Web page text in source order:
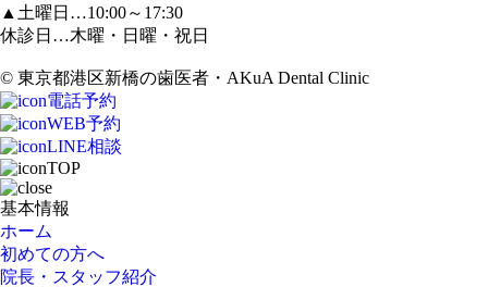
▲土曜日…10:00～17:30
休診日…木曜・日曜・祝日
© 東京都港区新橋の歯医者・AKuA Dental Clinic
電話予約
WEB予約
LINE相談
TOP
基本情報
ホーム
初めての方へ
院長・スタッフ紹介